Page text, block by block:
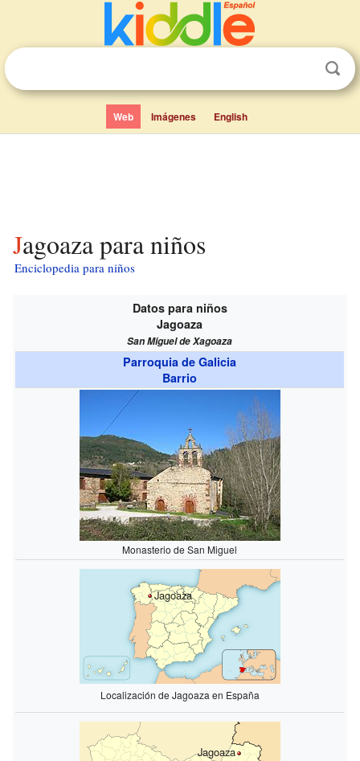
Web Imágenes English
Jagoaza para niños
Enciclopedia para niños
Datos para niños
Jagoaza
San Miguel de Xagoaza
Parroquia de Galicia
Barrio
Monasterio de San Miguel
Jagoaza
Localización de Jagoaza en España
Jagoaza